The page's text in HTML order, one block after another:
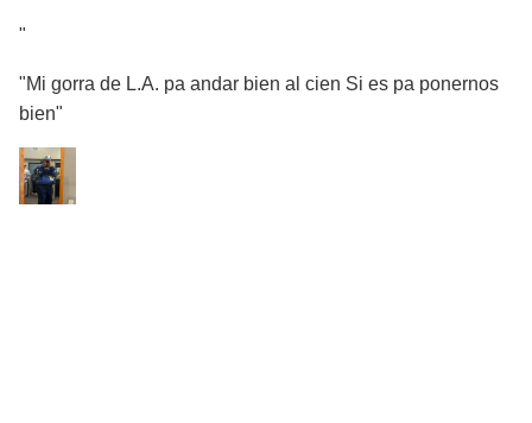
"
"Mi gorra de L.A. pa andar bien al cien Si es pa ponernos
bien"